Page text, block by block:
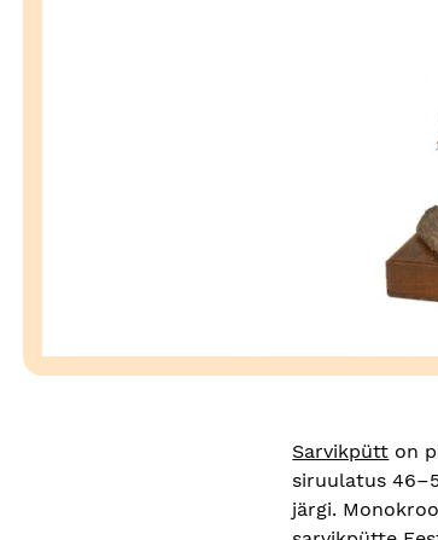
Sarvikpütt on
siruulatus
järgi.